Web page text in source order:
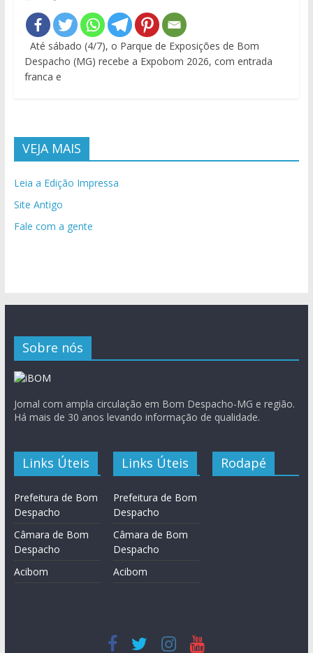
Até sábado (4/7), o Parque de Exposições de Bom
Despacho (MG) recebe a Expobom 2026, com entrada
franca e
VEJA MAIS
Leia a Edição Impressa
Site Antigo
Fale com a gente
Sobre nós
Jornal com ampla circulação em Bom Despacho-MG e região.
Há mais de 30 anos levando informação de qualidade.
Links Úteis
Prefeitura de Bom
Despacho
Câmara de Bom
Despacho
Acibom
Links Úteis
Prefeitura de Bom
Despacho
Câmara de Bom
Despacho
Acibom
Rodapé